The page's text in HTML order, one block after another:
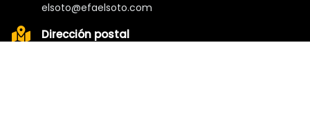
elsoto@efaelsoto.com
Dirección postal